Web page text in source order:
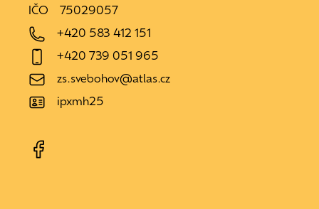
IČO
75029057
+420 583 412 151
+420 739 051 965
zs.svebohov@atlas.cz
ipxmh25